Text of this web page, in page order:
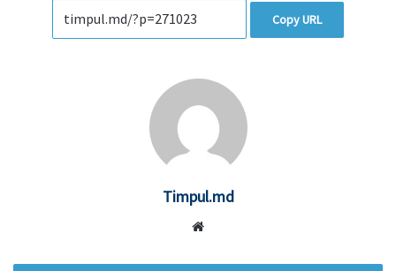
Copy URL
Timpul.md